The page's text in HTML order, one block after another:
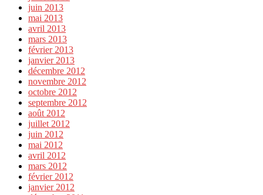
juin 2013
mai 2013
avril 2013
mars 2013
février 2013
janvier 2013
décembre 2012
novembre 2012
octobre 2012
septembre 2012
août 2012
juillet 2012
juin 2012
mai 2012
avril 2012
mars 2012
février 2012
janvier 2012